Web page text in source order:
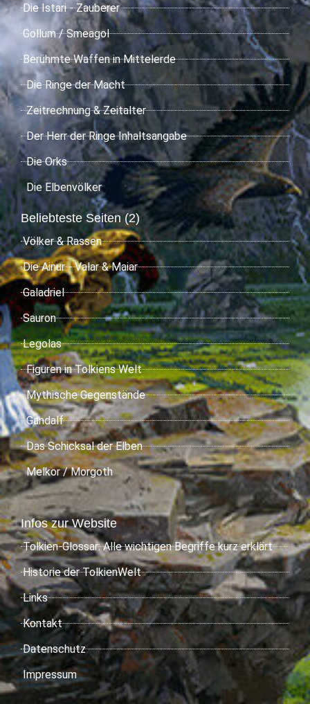
Die Istari - Zauberer
Gollum / Smeagol
Berühmte Waffen in Mittelerde
Die Ringe der Macht
Zeitrechnung & Zeitalter
Der Herr der Ringe Inhaltsangabe
Die Orks
Die Elbenvölker
Beliebteste Seiten (2)
Völker & Rassen
Die Ainur - Valar & Maiar
Galadriel
Sauron
Legolas
Figuren in Tolkiens Welt
Mythische Gegenstände
Gandalf
Das Schicksal der Elben
Melkor / Morgoth
Infos zur Website
Tolkien-Glossar: Alle wichtigen Begriffe kurz erklärt
Historie der TolkienWelt
Links
Kontakt
Datenschutz
Impressum